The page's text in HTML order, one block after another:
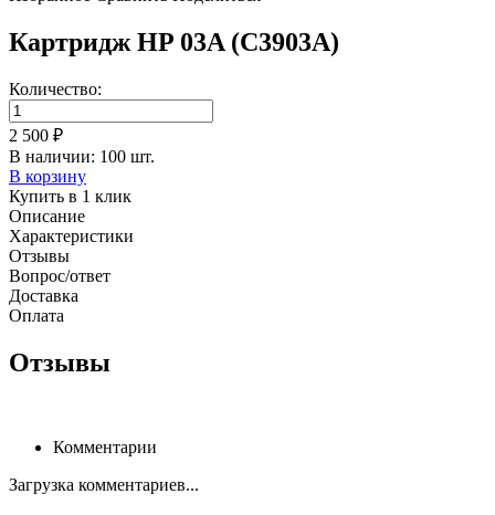
Картридж HP 03A (C3903A)
Количество:
2 500 ₽
В наличии: 100 шт.
В корзину
Купить в 1 клик
Описание
Характеристики
Отзывы
Вопрос/ответ
Доставка
Оплата
Отзывы
Комментарии
Загрузка комментариев...